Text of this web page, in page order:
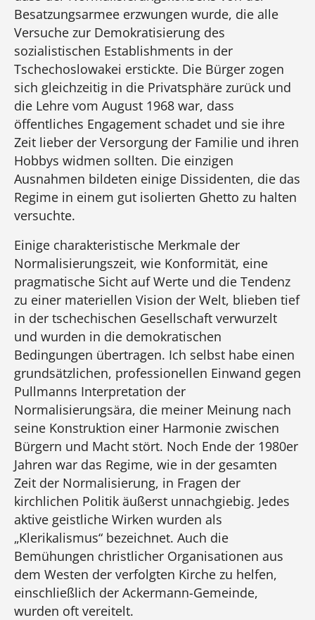
Besatzungsarmee erzwungen wurde, die alle
Versuche zur Demokratisierung des
sozialistischen Establishments in der
Tschechoslowakei erstickte. Die Bürger zogen
sich gleichzeitig in die Privatsphäre zurück und
die Lehre vom August 1968 war, dass
öffentliches Engagement schadet und sie ihre
Zeit lieber der Versorgung der Familie und ihren
Hobbys widmen sollten. Die einzigen
Ausnahmen bildeten einige Dissidenten, die das
Regime in einem gut isolierten Ghetto zu halten
versuchte.
Einige charakteristische Merkmale der
Normalisierungszeit, wie Konformität, eine
pragmatische Sicht auf Werte und die Tendenz
zu einer materiellen Vision der Welt, blieben tief
in der tschechischen Gesellschaft verwurzelt
und wurden in die demokratischen
Bedingungen übertragen. Ich selbst habe einen
grundsätzlichen, professionellen Einwand gegen
Pullmanns Interpretation der
Normalisierungsära, die meiner Meinung nach
seine Konstruktion einer Harmonie zwischen
Bürgern und Macht stört. Noch Ende der 1980er
Jahren war das Regime, wie in der gesamten
Zeit der Normalisierung, in Fragen der
kirchlichen Politik äußerst unnachgiebig. Jedes
aktive geistliche Wirken wurden als
„Klerikalismus“ bezeichnet. Auch die
Bemühungen christlicher Organisationen aus
dem Westen der verfolgten Kirche zu helfen,
einschließlich der Ackermann-Gemeinde,
wurden oft vereitelt.